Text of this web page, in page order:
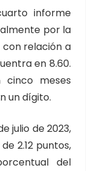
informe
por la
con relación a
en 8.60.
cinco meses
un dígito.
julio de 2023,
2.12 puntos,
del